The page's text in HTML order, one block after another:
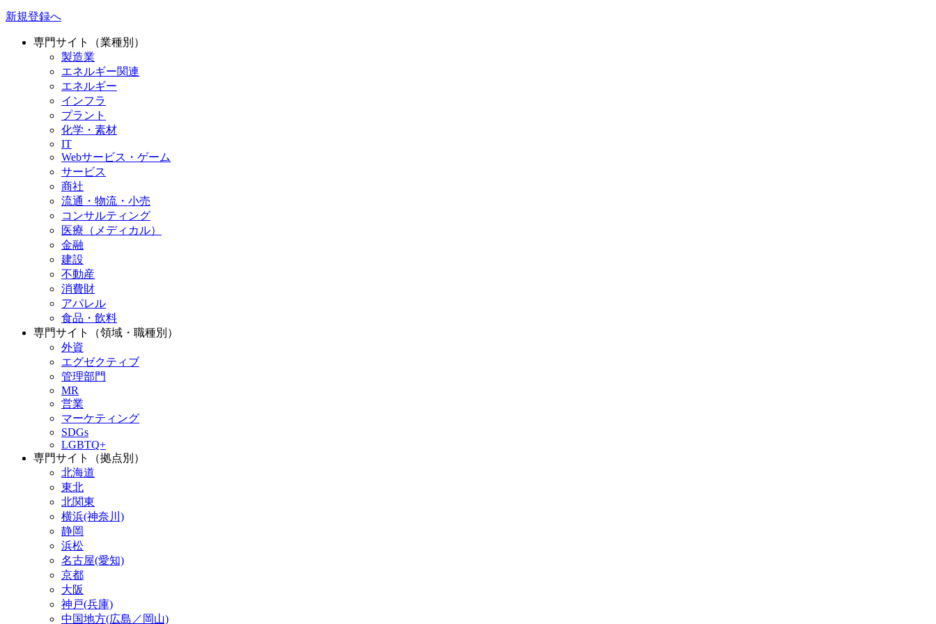
新規登録へ
専門サイト（業種別）
製造業
エネルギー関連
エネルギー
インフラ
プラント
化学・素材
IT
Webサービス・ゲーム
サービス
商社
流通・物流・小売
コンサルティング
医療（メディカル）
金融
建設
不動産
消費財
アパレル
食品・飲料
専門サイト（領域・職種別）
外資
エグゼクティブ
管理部門
MR
営業
マーケティング
SDGs
LGBTQ+
専門サイト（拠点別）
北海道
東北
北関東
横浜(神奈川)
静岡
浜松
名古屋(愛知)
京都
大阪
神戸(兵庫)
中国地方(広島／岡山)